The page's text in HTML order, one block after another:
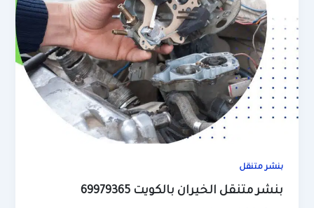
بنشر متنقل
بنشر متنقل الخيران بالكويت 69979365